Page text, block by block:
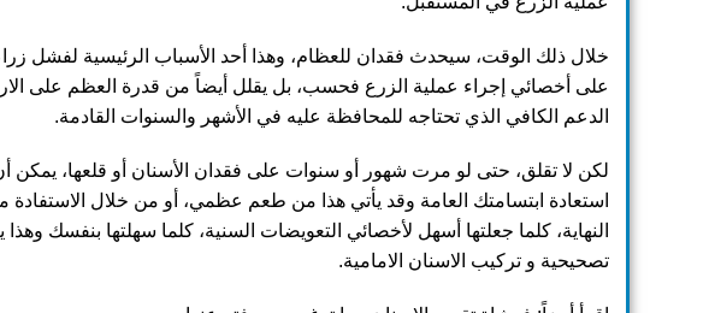
خلال ذلك الوقت، سيحدث فقدان للعظام، وهذا أحد الأسباب الرئيسية لفشل
على أخصائي إجراء عملية الزرع فحسب، بل يقلل أيضاً من قدرة العظم على
الدعم الكافي الذي تحتاجه للمحافظة عليه في الأشهر والسنوات القادمة.
لكن لا تقلق، حتى لو مرت شهور أو سنوات على فقدان الأسنان أو قلعها، يمكن
استعادة ابتسامتك العامة وقد يأتي هذا من طعم عظمي، أو من خلال الاستفادة
النهاية، كلما جعلتها أسهل لأخصائي التعويضات السنية، كلما سهلتها بنفسك وهذا
تصحيحية و تركيب الاسنان الامامية.